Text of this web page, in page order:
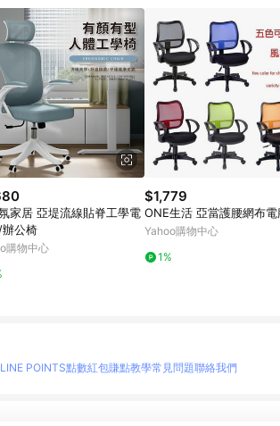
家居 亞堤流線貼脊工學電
公椅
購物中心
$1,779
ONE生活 亞當護腰網布電
Yahoo購物中心
1%
LINE POINTS點數紅包賺點教學常見問題聯絡我們